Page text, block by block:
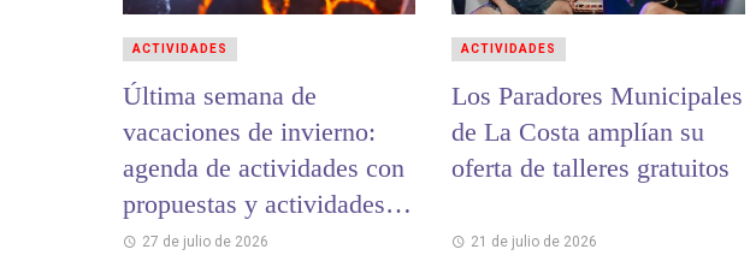
Última semana de
vacaciones de invierno:
agenda de actividades con
propuestas y actividades
para toda la familia
27 de julio de 2026
ACTIVIDADES
Los Paradores Municipales
de La Costa amplían su
oferta de talleres gratuitos
21 de julio de 2026
ACTIVIDADES